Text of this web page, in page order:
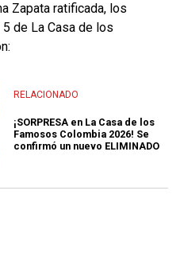
Zapata ratificada, los
de La Casa de los
RELACIONADO
¡SORPRESA en La Casa de los
Famosos Colombia 2026! Se
confirmó un nuevo ELIMINADO